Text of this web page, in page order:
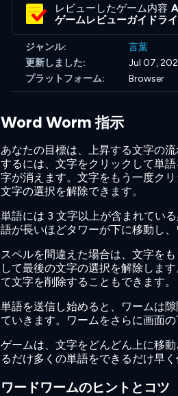
レビューしたゲーム内容
ゲームレビューガイドラ
ジャンル: 言葉
更新しました:
Jul 07,
プラットフォーム:
Browser
Word Worm 指示
あなたの目標は、上昇する文字の
するには、文字をクリックして単
字が消えます。文字をもう一度ク
文字の選択を解除できます。
単語には 3 文字以上が含まれてい
語が長いほどタワーが下に移動し
スペルを間違えた場合は、文字を
して最後の文字の選択を解除しま
て文字を削除することもできます。
単語を送信し始めると、ワームは
ていきます。ワームをさらに画面
ゲームは、文字をどんどん上に移
るだけ多くの単語をできるだけ早
ワードワームのヒントとコツ